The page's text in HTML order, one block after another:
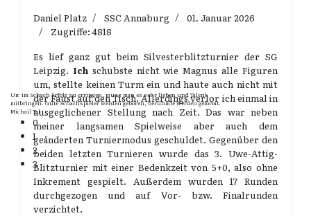
Um im Schach Erfolg zu erringen, muss man es sehr lieben und Talent
mitbringen. Gute Schachspieler werden geboren, berühmte werden geformt.
Michail Tal
0
1
2
3
Daniel Platz SSC Annaburg
01. Januar 2026
Zugriffe: 4818
Es lief ganz gut beim Silvesterblitzturnier der SG
Leipzig. Ichschubste nicht wie Magnus alle Figuren
um, stellte keinen Turm ein und haute auch nicht mit
der Faust auf den Tisch. Allerdings verlor ich einmal in
ausgeglichener Stellung nach Zeit. Das war neben
meiner langsamen Spielweise aber auch dem
geänderten Turniermodus geschuldet. Gegenüber den
beiden letzten Turnieren wurde das 3. Uwe-Attig-
Blitzturnier mit einer Bedenkzeit von 5+0, also ohne
Inkrement gespielt. Außerdem wurden 17 Runden
durchgezogen und auf Vor- bzw. Finalrunden
verzichtet.